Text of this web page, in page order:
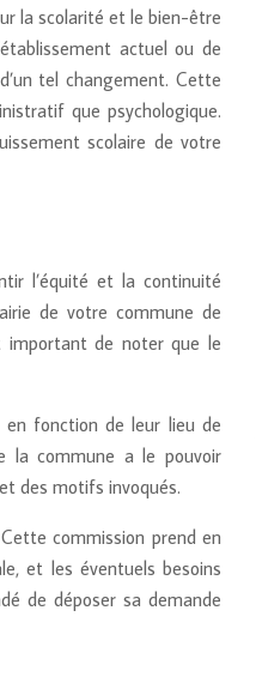
la scolarité et le bien-être
actuel ou de
tel changement. Cette
que psychologique.
scolaire de votre
l’équité et la continuité
de votre commune de
important de noter que le
en fonction de leur lieu de
la commune a le pouvoir
des motifs invoqués.
commission prend en
et les éventuels besoins
de déposer sa demande